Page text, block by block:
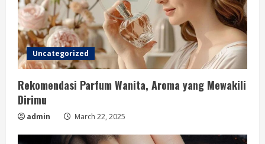
Uncategorized
Rekomendasi Parfum Wanita, Aroma yang Mewakili
Dirimu
admin March 22, 2025